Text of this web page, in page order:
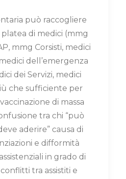
può raccogliere
di medici (mmg
mmg Corsisti, medici
dell’emergenza
dei Servizi, medici
che sufficiente per
di massa
tra chi “può
aderire” causa di
e difformità
in grado di
tra assistiti e